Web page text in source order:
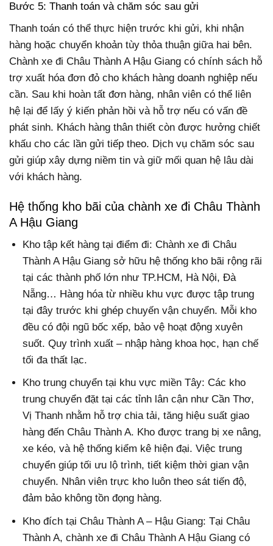
Bước 5: Thanh toán và chăm sóc sau gửi
Thanh toán có thể thực hiện trước khi gửi, khi nhận
hàng hoặc chuyển khoản tùy thỏa thuận giữa hai bên.
Chành xe đi Châu Thành A Hậu Giang có chính sách hỗ
trợ xuất hóa đơn đỏ cho khách hàng doanh nghiệp nếu
cần. Sau khi hoàn tất đơn hàng, nhân viên có thể liên
hệ lại để lấy ý kiến phản hồi và hỗ trợ nếu có vấn đề
phát sinh. Khách hàng thân thiết còn được hưởng chiết
khấu cho các lần gửi tiếp theo. Dịch vụ chăm sóc sau
gửi giúp xây dựng niềm tin và giữ mối quan hệ lâu dài
với khách hàng.
Hệ thống kho bãi của chành xe đi Châu Thành
A Hậu Giang
Kho tập kết hàng tại điểm đi: Chành xe đi Châu
Thành A Hậu Giang sở hữu hệ thống kho bãi rộng rãi
tại các thành phố lớn như TP.HCM, Hà Nội, Đà
Nẵng… Hàng hóa từ nhiều khu vực được tập trung
tại đây trước khi ghép chuyến vận chuyển. Mỗi kho
đều có đội ngũ bốc xếp, bảo vệ hoạt động xuyên
suốt. Quy trình xuất – nhập hàng khoa học, hạn chế
tối đa thất lạc.
Kho trung chuyển tại khu vực miền Tây: Các kho
trung chuyển đặt tại các tỉnh lân cận như Cần Thơ,
Vị Thanh nhằm hỗ trợ chia tải, tăng hiệu suất giao
hàng đến Châu Thành A. Kho được trang bị xe nâng,
xe kéo, và hệ thống kiểm kê hiện đại. Việc trung
chuyển giúp tối ưu lộ trình, tiết kiệm thời gian vận
chuyển. Nhân viên trực kho luôn theo sát tiến độ,
đảm bảo không tồn đọng hàng.
Kho đích tại Châu Thành A – Hậu Giang: Tại Châu
Thành A, chành xe đi Châu Thành A Hậu Giang có